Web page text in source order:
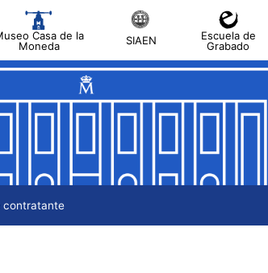
Casa de la
Moneda
SIAEN
Escuela de
Grabado
contratante